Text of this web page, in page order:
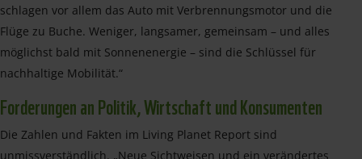
schlagen vor allem das Auto mit Verbrennungsmotor und die
Flüge zu Buche. Weniger, langsamer, gemeinsam – und alles
möglichst bald mit Sonnenenergie – sind die Schlüssel für
nachhaltige Mobilität.“
Forderungen an Politik, Wirtschaft und Konsumenten
Die Zahlen und Fakten im Living Planet Report sind
unmissverständlich. „Neue Sichtweisen und ein verändertes